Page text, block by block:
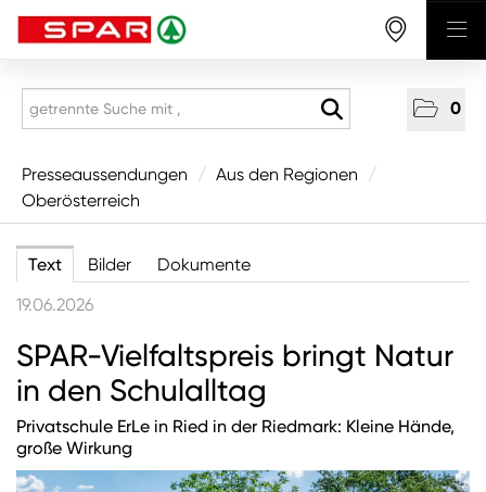
0
Presseaussendungen
National
Aus den Regionen
Vorarlberg
Salzburg
Oberösterreich
Niederösterreich
Wien
Presseaussendungen / Aus den Regionen
/
Oberösterreich
Text Bilder
Dokumente
19.06.2026
SPAR-Vielfaltspreis bringt Natur
in den Schulalltag
Privatschule ErLe in Ried in der Riedmark: Kleine Hände,
große Wirkung